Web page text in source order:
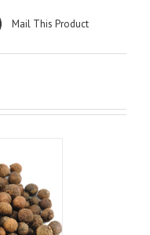
Mail This Product